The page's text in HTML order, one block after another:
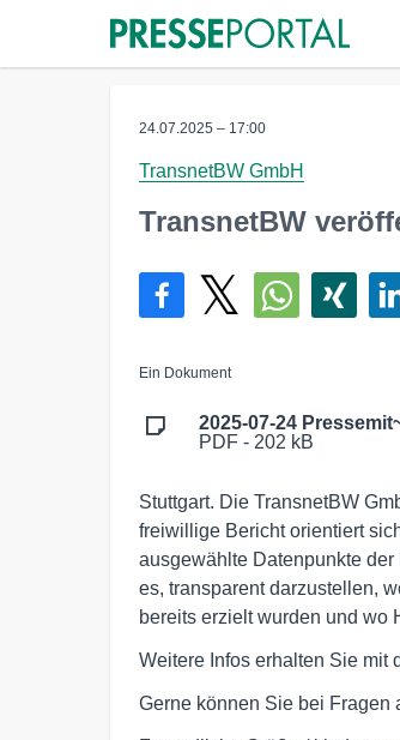
24.07.2025 – 17:00
TransnetBW GmbH
TransnetBW
Ein Dokument
2025-07-24
PDF - 202 kB
Stuttgart. Die TransnetBW
freiwillige Bericht orientiert
ausgewählte Datenpunkte
es, transparent darzustellen,
bereits erzielt wurden und wo
Weitere Infos erhalten Sie mit
Gerne können Sie bei Fragen